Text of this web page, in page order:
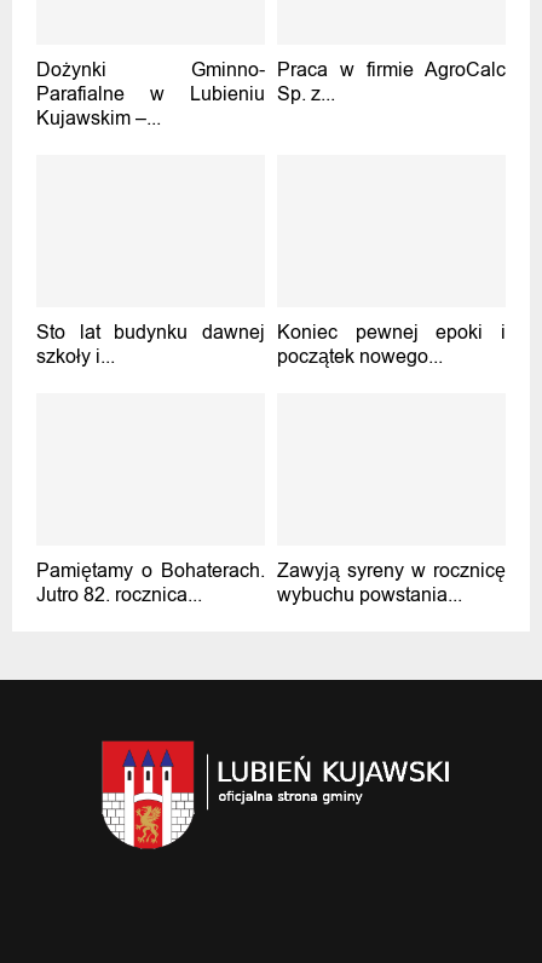
Dożynki Gminno-
Parafialne w Lubieniu
Kujawskim –...
Praca w firmie AgroCalc
Sp. z...
Sto lat budynku dawnej
szkoły i...
Koniec pewnej epoki i
początek nowego...
Pamiętamy o Bohaterach.
Jutro 82. rocznica...
Zawyją syreny w rocznicę
wybuchu powstania...